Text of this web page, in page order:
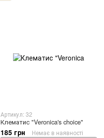
Артикул: 32
Клематис "Veronica's choice"
185 грн Немає в наявності